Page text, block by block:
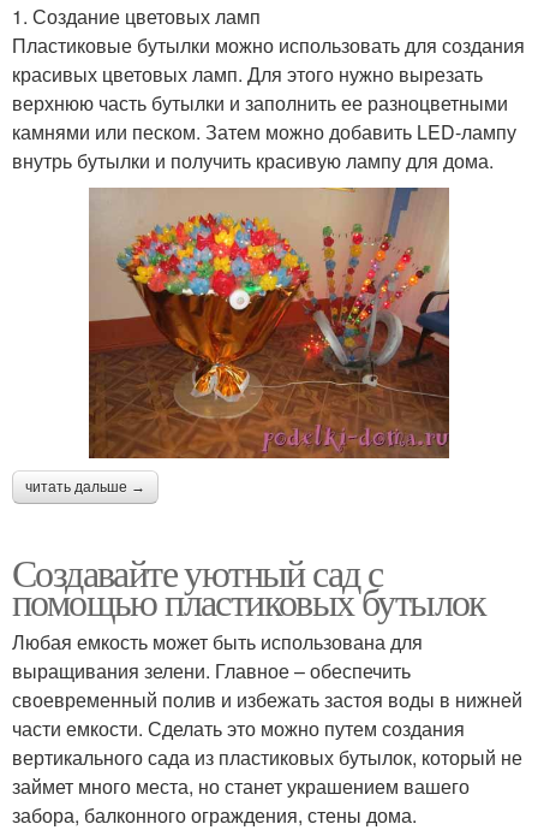
1. Создание цветовых ламп
Пластиковые бутылки можно использовать для создания
красивых цветовых ламп. Для этого нужно вырезать
верхнюю часть бутылки и заполнить ее разноцветными
камнями или песком. Затем можно добавить LED-лампу
внутрь бутылки и получить красивую лампу для дома.
читать дальше →
Создавайте уютный сад с
помощью пластиковых бутылок
Любая емкость может быть использована для
выращивания зелени. Главное – обеспечить
своевременный полив и избежать застоя воды в нижней
части емкости. Сделать это можно путем создания
вертикального сада из пластиковых бутылок, который не
займет много места, но станет украшением вашего
забора, балконного ограждения, стены дома.